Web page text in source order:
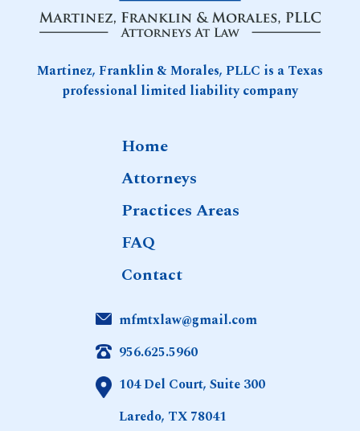
medicina
naturale
nelle
tradizioni
Martinez, Franklin & Morales, PLLC is a Texas
professional limited liability company
Home
Attorneys
Practices Areas
FAQ
Contact
mfmtxlaw@gmail.com
956.625.5960
104 Del Court, Suite 300
Laredo, TX 78041